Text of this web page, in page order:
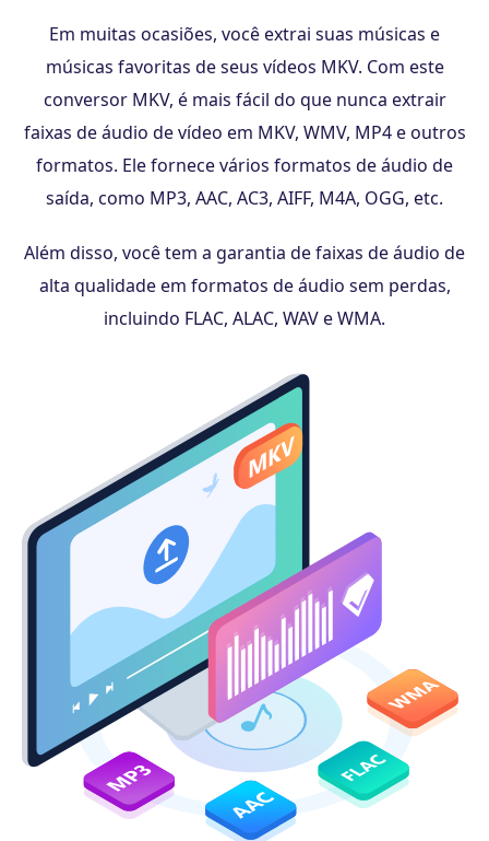
Em muitas ocasiões, você extrai suas músicas e
músicas favoritas de seus vídeos MKV. Com este
conversor MKV, é mais fácil do que nunca extrair
faixas de áudio de vídeo em MKV, WMV, MP4 e outros
formatos. Ele fornece vários formatos de áudio de
saída, como MP3, AAC, AC3, AIFF, M4A, OGG, etc.
Além disso, você tem a garantia de faixas de áudio de
alta qualidade em formatos de áudio sem perdas,
incluindo FLAC, ALAC, WAV e WMA.